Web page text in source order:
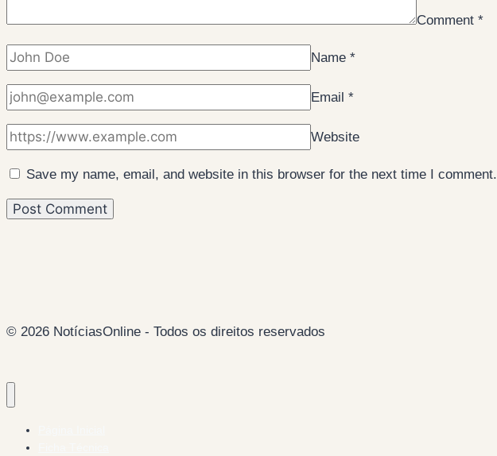
Comment *
Name *
Email *
Website
Save my name, email, and website in this browser for the next time I comment.
© 2026 NotíciasOnline - Todos os direitos reservados